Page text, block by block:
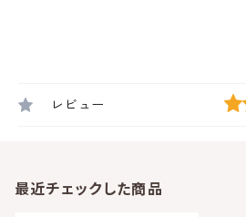
レビュー
最近チェックした商品